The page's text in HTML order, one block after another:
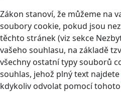
Zákon stanoví, že můžeme na
soubory cookie, pokud jsou
těchto stránek (viz sekce
vašeho souhlasu, na základě
všechny ostatní typy souborů
souhlas, jehož plný text najdete
kdykoliv odvolat pomocí tohoto